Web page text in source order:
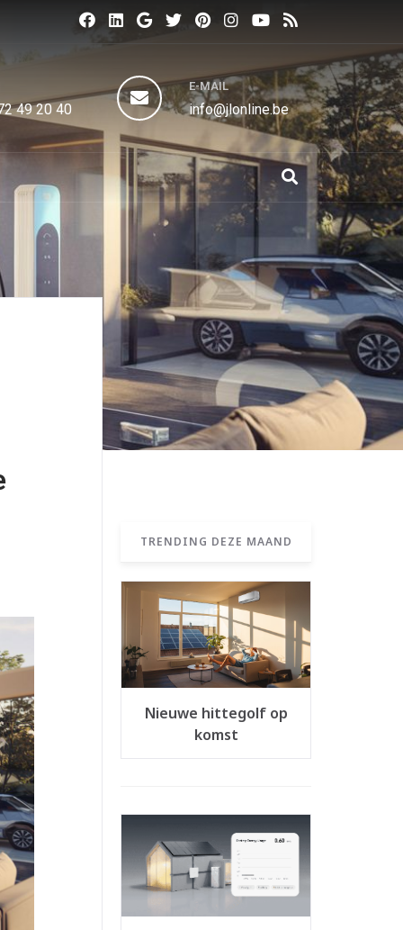
49 20 40
E-MAIL
info@jlonline.be
TRENDING DEZE MAAND
Nieuwe hittegolf op
komst